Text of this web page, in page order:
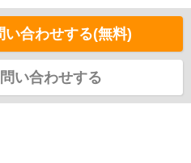
い合わせする(無料)
い合わせする